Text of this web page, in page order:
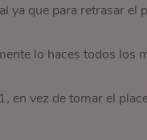
ya que para retrasar
lo haces todos los
en vez de tomar el